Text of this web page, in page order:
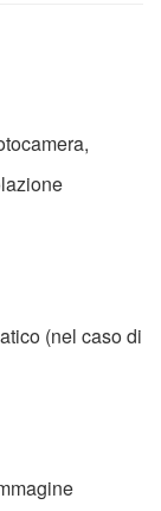
(nel caso di